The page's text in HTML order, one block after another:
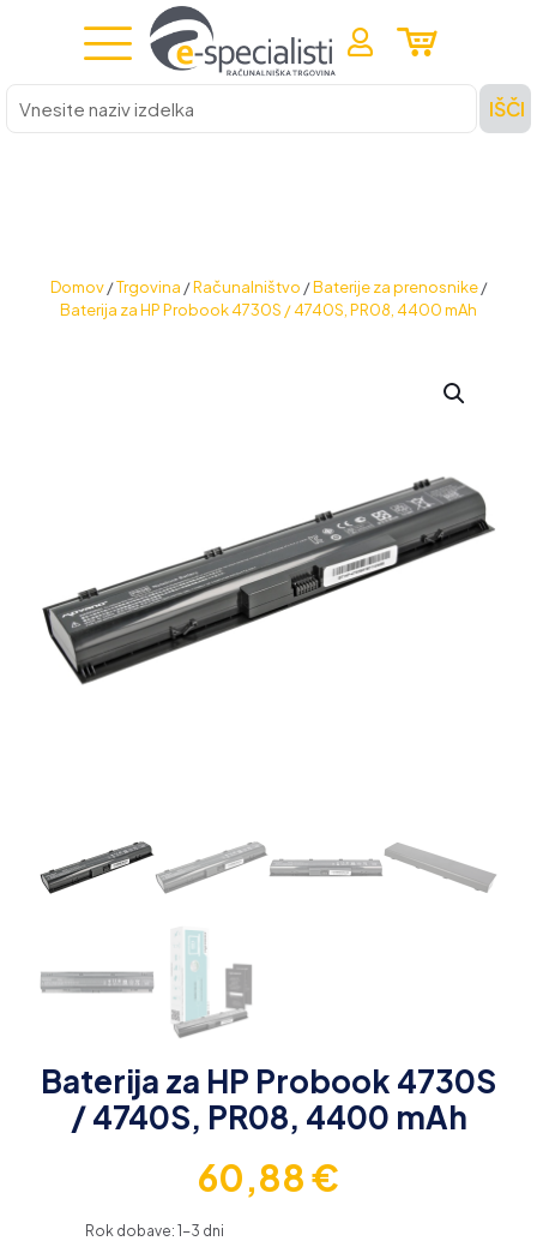
Vnesite
naziv
izdelka
IŠČI
Domov /Trgovina /Računalništvo /Baterije za prenosnike /
Baterija za HP Probook 4730S / 4740S, PR08, 4400 mAh
Baterija za HP Probook 4730S
/ 4740S, PR08, 4400 mAh
60,88€
Rok dobave: 1-3 dni